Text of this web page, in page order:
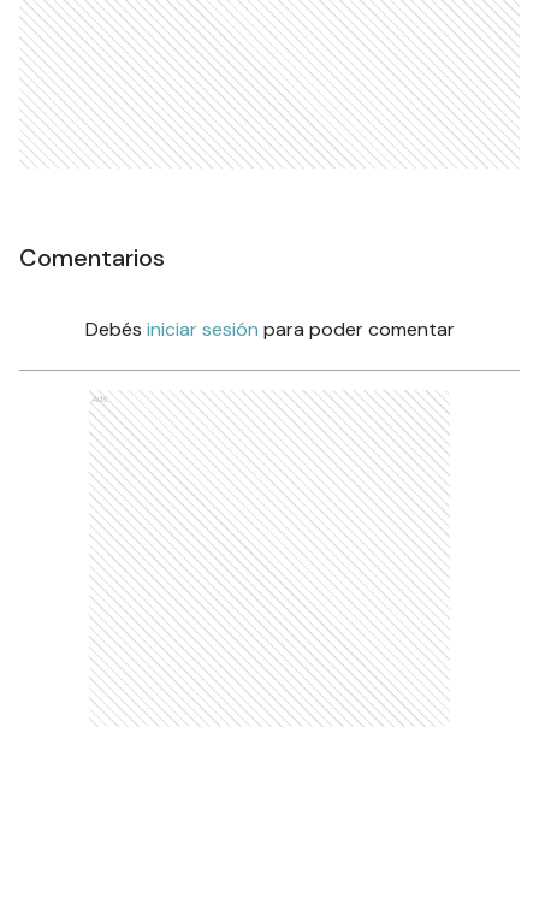
Comentarios
Debés iniciar sesión para poder comentar
Ads